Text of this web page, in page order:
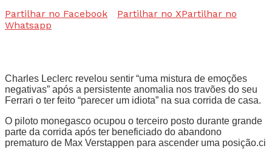
Partilhar no Facebook Partilhar no XPartilhar no
Whatsapp
Charles Leclerc revelou sentir “uma mistura de emoções
negativas” após a persistente anomalia nos travões do seu
Ferrari o ter feito “parecer um idiota” na sua corrida de casa.
O piloto monegasco ocupou o terceiro posto durante grande
parte da corrida após ter beneficiado do abandono
prematuro de Max Verstappen para ascender uma posição.ci